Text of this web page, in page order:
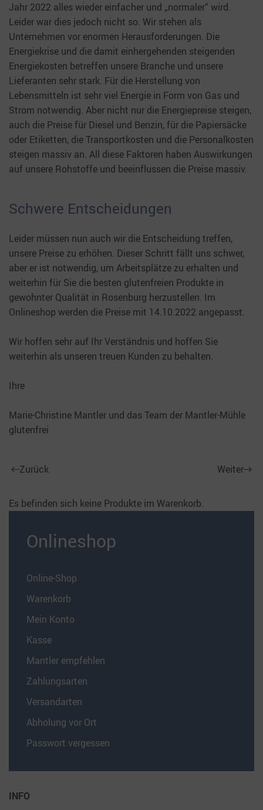
Jahr 2022 alles wieder einfacher und „normaler“ wird.
Leider war dies jedoch nicht so. Wir stehen als
Unternehmen vor enormen Herausforderungen. Die
Energiekrise und die damit einhergehenden steigenden
Energiekosten betreffen unsere Branche und unsere
Lieferanten sehr stark. Für die Herstellung von
Lebensmitteln ist sehr viel Energie in Form von Gas und
Strom notwendig. Aber nicht nur die Energiepreise steigen,
auch die Preise für Diesel und Benzin, für die Papiersäcke
oder Etiketten, die Transportkosten und die Personalkosten
steigen massiv an. All diese Faktoren haben Auswirkungen
auf unsere Rohstoffe und beeinflussen die Preise massiv.
Schwere Entscheidungen
Leider müssen nun auch wir die Entscheidung treffen,
unsere Preise zu erhöhen. Dieser Schritt fällt uns schwer,
aber er ist notwendig, um Arbeitsplätze zu erhalten und
weiterhin für Sie die besten glutenfreien Produkte in
gewohnter Qualität in Rosenburg herzustellen. Im
Onlineshop werden die Preise mit 14.10.2022 angepasst.
Wir hoffen sehr auf Ihr Verständnis und hoffen Sie
weiterhin als unseren treuen Kunden zu behalten.
Ihre
Marie-Christine Mantler und das Team der Mantler-Mühle
glutenfrei
Zurück Weiter
Es befinden sich keine Produkte im Warenkorb.
Onlineshop
Online-Shop
Warenkorb
Mein Konto
Kasse
Mantler empfehlen
Zahlungsarten
Versandarten
Abholung vor Ort
Passwort vergessen
INFO